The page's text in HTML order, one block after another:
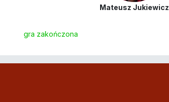
Mateusz Jukiewicz
gra zakończona